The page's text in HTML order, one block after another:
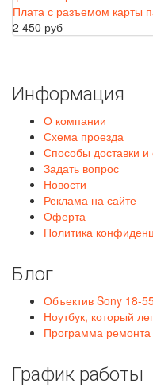
Плата с разъемом карты
2 450 руб
Информация
О компании
Схема проезда
Способы доставки и
Задать вопрос
Новости
Реклама на сайте
Оферта
Политика
Блог
Объектив Sony 18-
Ноутбук, который
Программа ремонта
График работы